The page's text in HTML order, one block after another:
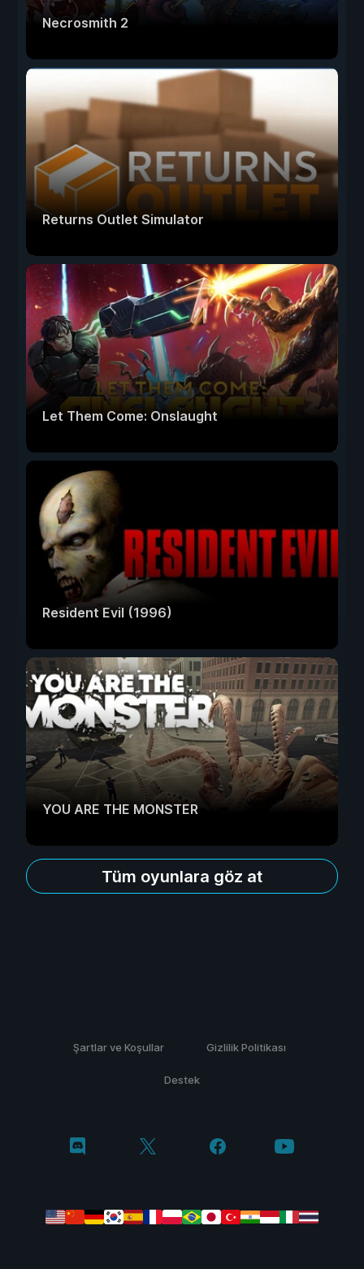
Necrosmith 2
Returns Outlet Simulator
Let Them Come: Onslaught
Resident Evil (1996)
YOU ARE THE MONSTER
Tüm oyunlara göz at
Şartlar ve Koşullar Gizlilik Politikası
Destek